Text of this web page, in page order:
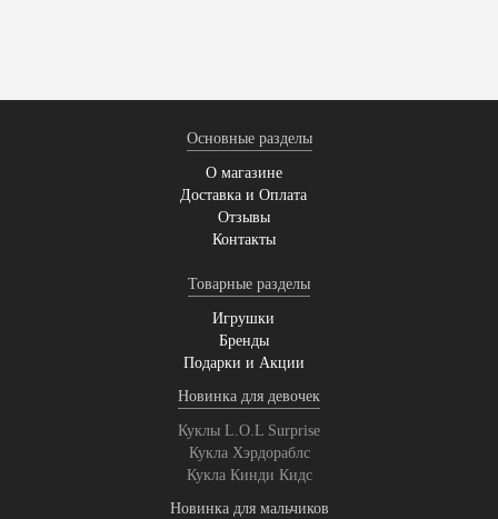
Основные разделы
О магазине
Доставка и Оплата
Отзывы
Контакты
Товарные разделы
Игрушки
Бренды
Подарки и Акции
Новинка для девочек
Куклы L.O.L Surprise
Кукла Хэрдораблс
Кукла Кинди Кидс
Новинка для мальчиков